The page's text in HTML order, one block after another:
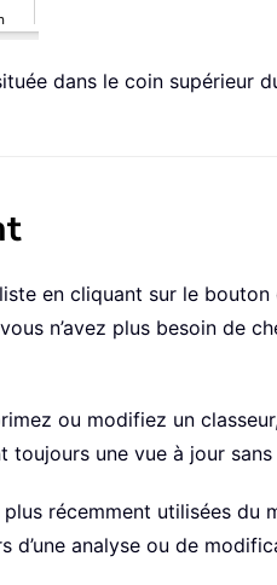
dans le coin supérieur
en cliquant sur le
n’avez plus besoin de
ou modifiez un
une vue à jour
récemment utilisées du
d’une analyse ou de